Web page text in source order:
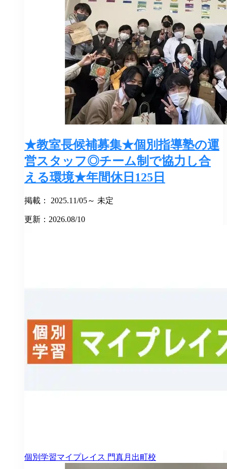
★教室長候補募集★個別指導塾の運
営スタッフ◎チーム制で協力し合
える環境★年間休日125日
掲載： 2025.11/05～ 未定
更新：2026.08/10
個別学習マイプレイス 門真月出町校